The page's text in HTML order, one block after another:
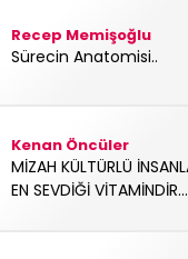
Recep Memişoğlu
Sürecin Anatomisi..
Kenan Öncüler
MİZAH KÜLTÜRLÜ
EN SEVDİĞİ VİTAMİNDİR...